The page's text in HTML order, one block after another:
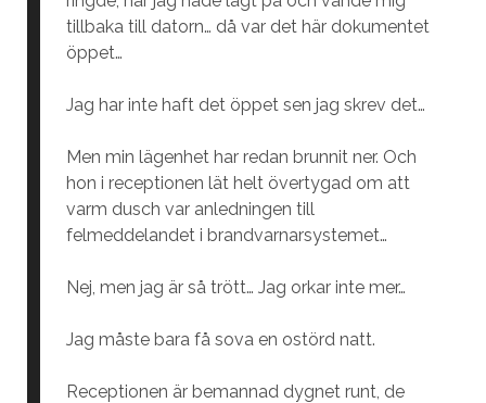
tillbaka till datorn… då var det här dokumentet
öppet…
Jag har inte haft det öppet sen jag skrev det…
Men min lägenhet har redan brunnit ner. Och
hon i receptionen lät helt övertygad om att
varm dusch var anledningen till
felmeddelandet i brandvarnarsystemet…
Nej, men jag är så trött… Jag orkar inte mer…
Jag måste bara få sova en ostörd natt.
Receptionen är bemannad dygnet runt, de